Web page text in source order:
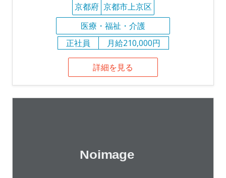
京都府 京都市上京区
医療・福祉・介護
正社員
月給210,000円
詳細を見る